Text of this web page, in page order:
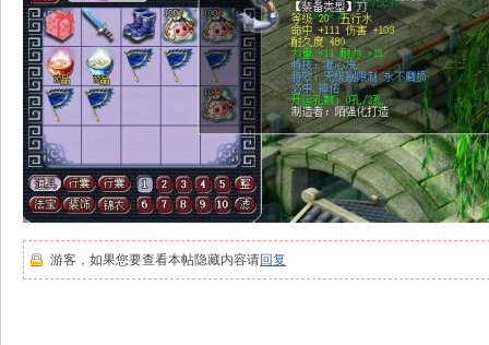
游客，如果您要查看本帖隐藏内容请回复